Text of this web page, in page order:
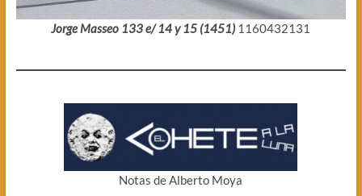
Jorge Masseo 133 e/ 14 y 15 (1451) 1160432131
Notas de Alberto Moya